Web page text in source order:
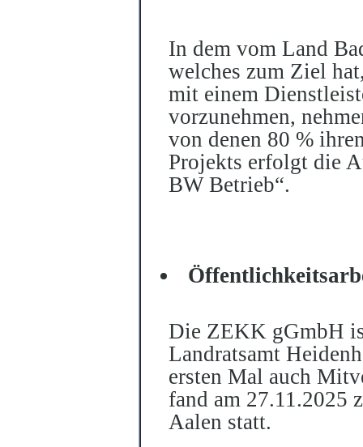
In dem vom Land
welches zum Ziel
mit einem
vorzunehmen,
von denen 80 %
Projekts erfolgt die
BW Betrieb“.
Die ZEKK gGmbH
Landratsamt
ersten Mal auch
fand am 27.11.2025
Aalen statt.